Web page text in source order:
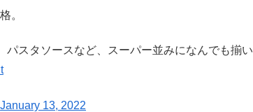
。
スタソースなど、スーパー並みになんでも揃い
January 13, 2022